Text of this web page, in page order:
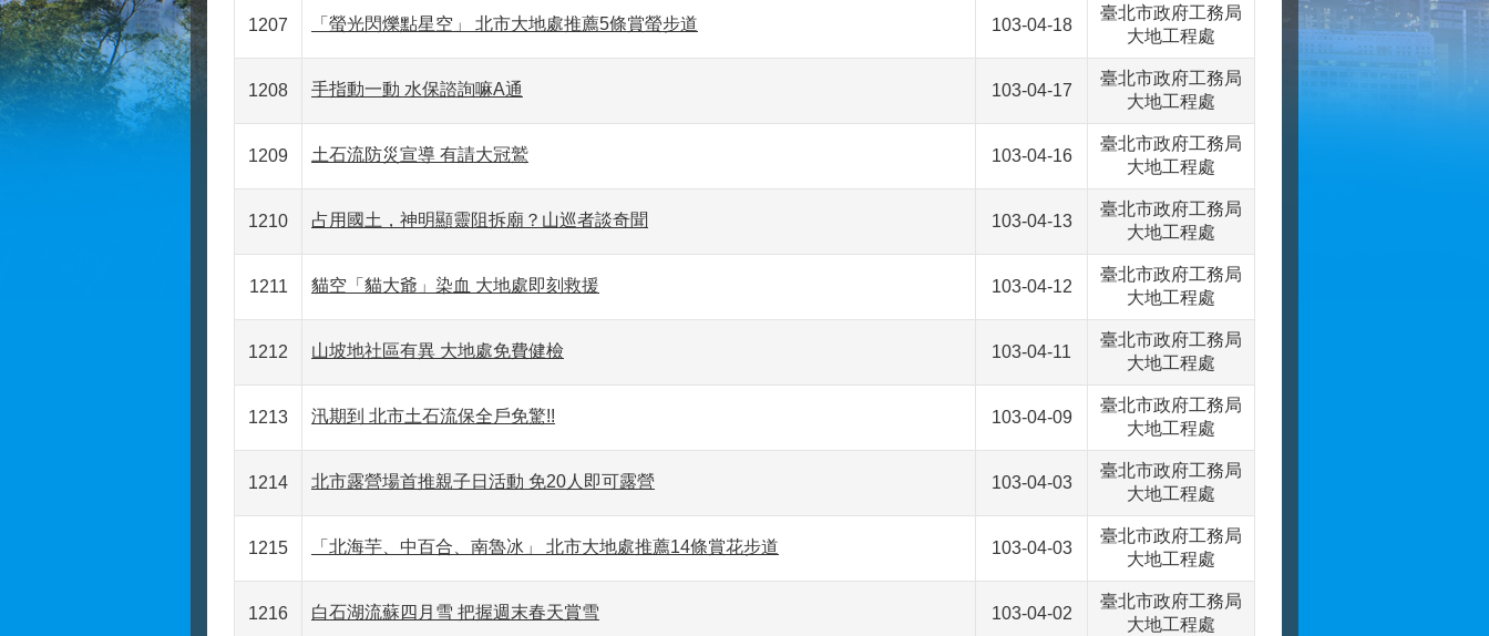
1207 「螢光閃爍點星空」 北市大地處推薦5條賞螢步道 103-04-18
臺北市政府工務局
大地工程處
1208 手指動一動 水保諮詢嘛A通 103-04-17
臺北市政府工務局
大地工程處
1209 土石流防災宣導 有請大冠鷲 103-04-16
臺北市政府工務局
大地工程處
1210 占用國土，神明顯靈阻拆廟？山巡者談奇聞 103-04-13
臺北市政府工務局
大地工程處
1211 貓空「貓大爺」染血 大地處即刻救援 103-04-12
臺北市政府工務局
大地工程處
1212 山坡地社區有異 大地處免費健檢 103-04-11
臺北市政府工務局
大地工程處
1213 汛期到 北市土石流保全戶免驚!! 103-04-09
臺北市政府工務局
大地工程處
1214 北市露營場首推親子日活動 免20人即可露營 103-04-03
臺北市政府工務局
大地工程處
1215 「北海芋、中百合、南魯冰」 北市大地處推薦14條賞花步道 103-04-03
臺北市政府工務局
大地工程處
1216 白石湖流蘇四月雪 把握週末春天賞雪 103-04-02
臺北市政府工務局
大地工程處